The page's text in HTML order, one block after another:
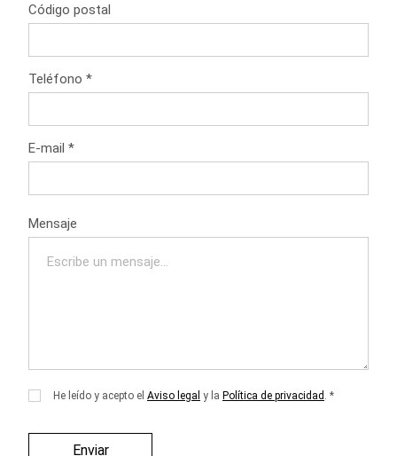
Código postal
Teléfono *
E-mail *
Por
favor,
deja
este
Mensaje
He leído y acepto el Aviso legal y la Política de privacidad . *